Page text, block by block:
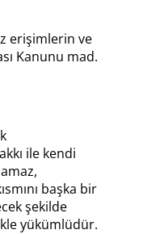
erişimlerin ve
Kanunu mad.
ile kendi
başka bir
şekilde
yükümlüdür.